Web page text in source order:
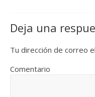
Deja una
Tu dirección de correo
Comentario